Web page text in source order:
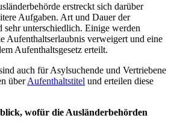
erstreckt sich darüber
Aufgaben. Art und Dauer der
sehr unterschiedlich. Einige werden
Aufenthaltserlaubnis verweigert und eine
Aufenthaltsgesetz erteilt.
auch für Asylsuchende und Vertriebene
überAufenthaltstitel und erteilen diese
wofür die Ausländerbehörden